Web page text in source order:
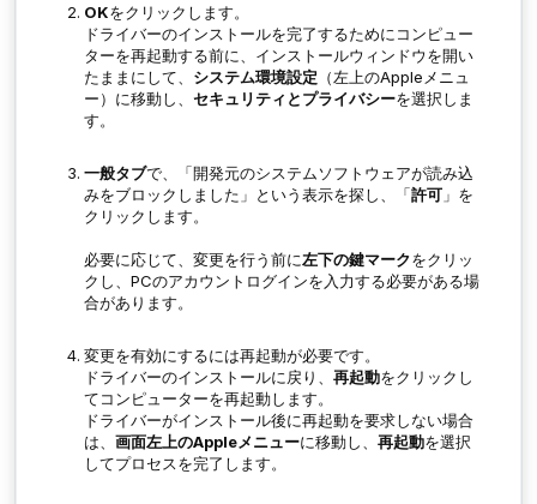
OKをクリックします。
ドライバーのインストールを完了するためにコンピュー
ターを再起動する前に、インストールウィンドウを開い
たままにして、 システム環境設定 （左上のAppleメニュ
ー）に移動し、 セキュリティとプライバシーを選択しま
す。
一般タブで、「開発元のシステムソフトウェアが読み込
みをブロックしました」という表示を探し、「許可 」を
クリックします。
必要に応じて、変更を行う前に左下の鍵マークをクリッ
クし、PCのアカウントログインを入力する必要がある場
合があります。
変更を有効にするには再起動が必要です。
ドライバーのインストールに戻り、 再起動をクリックし
てコンピューターを再起動します。
ドライバーがインストール後に再起動を要求しない場合
は、 画面左上のAppleメニューに移動し、 再起動を選択
してプロセスを完了します。